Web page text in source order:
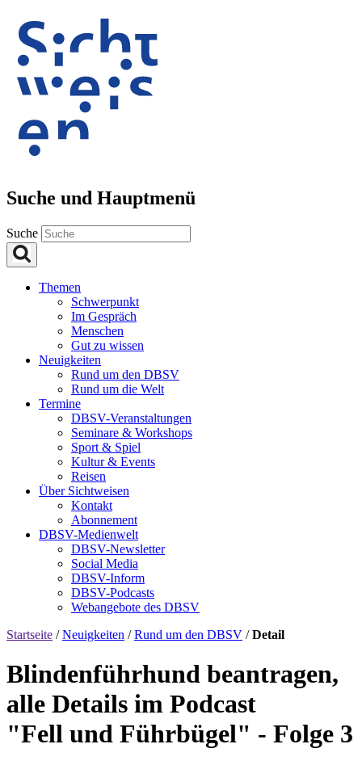
Suche und Hauptmenü
Suche
Themen
Schwerpunkt
Im Gespräch
Menschen
Gut zu wissen
Neuigkeiten
Rund um den DBSV
Rund um die Welt
Termine
DBSV-Veranstaltungen
Seminare & Workshops
Sport & Spiel
Kultur & Events
Reisen
Über Sichtweisen
Kontakt
Abonnement
DBSV-Medienwelt
DBSV-Newsletter
Social Media
DBSV-Inform
DBSV-Podcasts
Webangebote des DBSV
Startseite /Neuigkeiten /Rund um den DBSV /Detail
Blindenführhund beantragen,
alle Details im Podcast
"Fell und Führbügel" - Folge 3